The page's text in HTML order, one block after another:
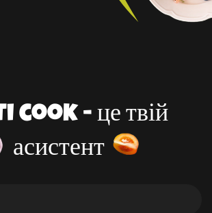
cook - це твій
асистент